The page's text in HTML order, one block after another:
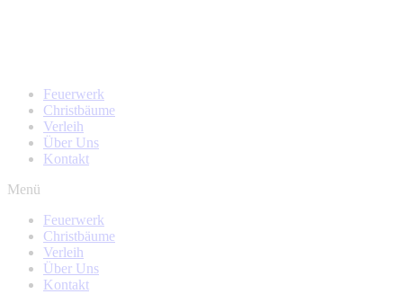
Feuerwerk
Christbäume
Verleih
Über Uns
Kontakt
Menü
Feuerwerk
Christbäume
Verleih
Über Uns
Kontakt